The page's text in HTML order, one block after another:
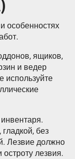
особенностях
ящиков,
и ведер
используйте
без
Лезвие должно
лезвия.